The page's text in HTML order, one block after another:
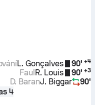
90' +4
L. Gonçalves
90' +3
R. Louis
Faul
90'
J. Biggar
D. Baran
4